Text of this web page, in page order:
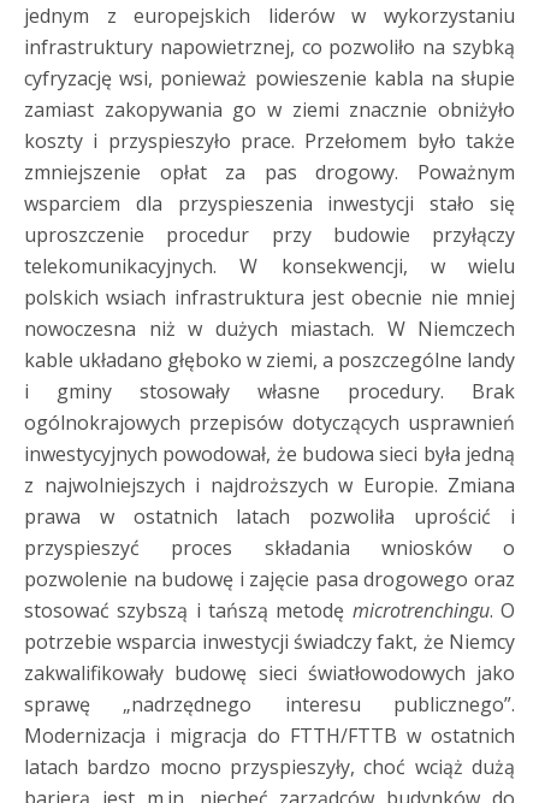
jednym z europejskich liderów w wykorzystaniu
infrastruktury napowietrznej, co pozwoliło na szybką
cyfryzację wsi, ponieważ powieszenie kabla na słupie
zamiast zakopywania go w ziemi znacznie obniżyło
koszty i przyspieszyło prace. Przełomem było także
zmniejszenie opłat za pas drogowy. Poważnym
wsparciem dla przyspieszenia inwestycji stało się
uproszczenie procedur przy budowie przyłączy
telekomunikacyjnych. W konsekwencji, w wielu
polskich wsiach infrastruktura jest obecnie nie mniej
nowoczesna niż w dużych miastach. W Niemczech
kable układano głęboko w ziemi, a poszczególne landy
i gminy stosowały własne procedury. Brak
ogólnokrajowych przepisów dotyczących usprawnień
inwestycyjnych powodował, że budowa sieci była jedną
z najwolniejszych i najdroższych w Europie. Zmiana
prawa w ostatnich latach pozwoliła uprościć i
przyspieszyć proces składania wniosków o
pozwolenie na budowę i zajęcie pasa drogowego oraz
stosować szybszą i tańszą metodę microtrenchingu. O
potrzebie wsparcia inwestycji świadczy fakt, że Niemcy
zakwalifikowały budowę sieci światłowodowych jako
sprawę „nadrzędnego interesu publicznego”.
Modernizacja i migracja do FTTH/FTTB w ostatnich
latach bardzo mocno przyspieszyły, choć wciąż dużą